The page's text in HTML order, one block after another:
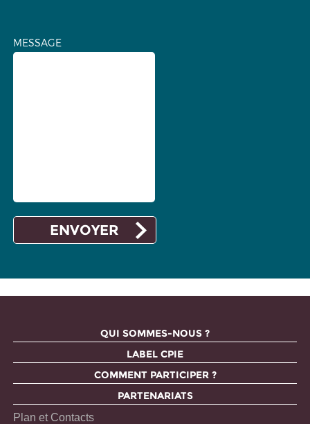
MESSAGE
QUI SOMMES-NOUS ?
LABEL CPIE
COMMENT PARTICIPER ?
PARTENARIATS
Plan et Contacts